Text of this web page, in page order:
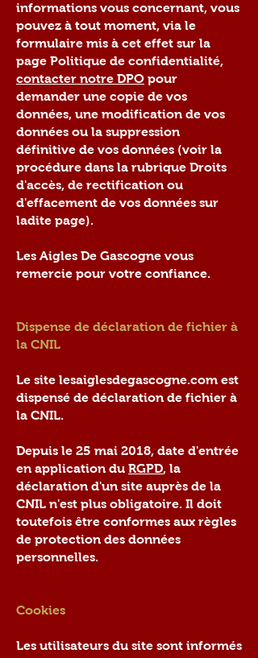
informations vous concernant, vous
pouvez à tout moment, via le
formulaire mis à cet effet sur la
page Politique de confidentialité,
contacter notre DPO pour
demander une copie de vos
données, une modification de vos
données ou la suppression
définitive de vos données (voir la
procédure dans la rubrique Droits
d'accès, de rectification ou
d'effacement de vos données sur
ladite page).
Les Aigles De Gascogne vous
remercie pour votre confiance.
Dispense de déclaration de fichier à
la CNIL
Le site lesaiglesdegascogne.com est
dispensé de déclaration de fichier à
la CNIL.
Depuis le 25 mai 2018, date d'entrée
en application du RGPD, la
déclaration d'un site auprès de la
CNIL n'est plus obligatoire. Il doit
toutefois être conformes aux règles
de protection des données
personnelles.
​Cookies
Les utilisateurs du site sont informés